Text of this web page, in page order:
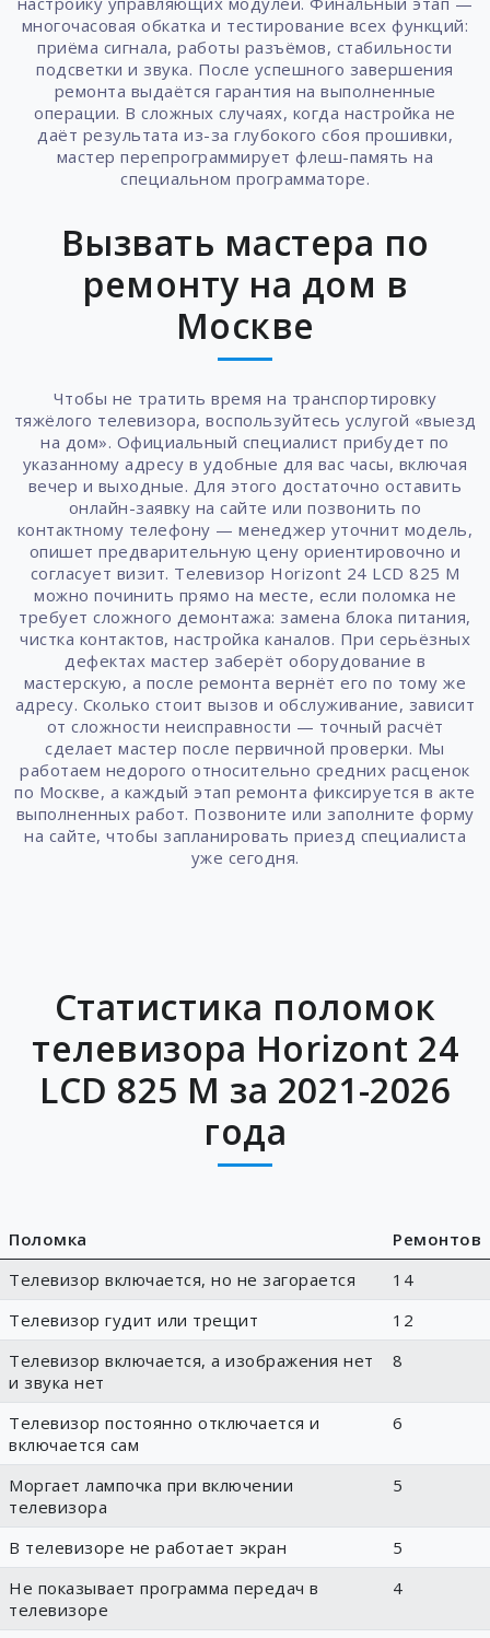
многочасовая обкатка и тестирование всех функций:
приёма сигнала, работы разъёмов, стабильности
подсветки и звука. После успешного завершения
ремонта выдаётся гарантия на выполненные
операции. В сложных случаях, когда настройка не
даёт результата из-за глубокого сбоя прошивки,
мастер перепрограммирует флеш-память на
специальном программаторе.
Вызвать мастера по
ремонту на дом в
Москве
Чтобы не тратить время на транспортировку
тяжёлого телевизора, воспользуйтесь услугой «выезд
на дом». Официальный специалист прибудет по
указанному адресу в удобные для вас часы, включая
вечер и выходные. Для этого достаточно оставить
онлайн-заявку на сайте или позвонить по
контактному телефону — менеджер уточнит модель,
опишет предварительную цену ориентировочно и
согласует визит. Телевизор Horizont 24 LCD 825 M
можно починить прямо на месте, если поломка не
требует сложного демонтажа: замена блока питания,
чистка контактов, настройка каналов. При серьёзных
дефектах мастер заберёт оборудование в
мастерскую, а после ремонта вернёт его по тому же
адресу. Сколько стоит вызов и обслуживание, зависит
от сложности неисправности — точный расчёт
сделает мастер после первичной проверки. Мы
работаем недорого относительно средних расценок
по Москве, а каждый этап ремонта фиксируется в акте
выполненных работ. Позвоните или заполните форму
на сайте, чтобы запланировать приезд специалиста
уже сегодня.
Статистика поломок
телевизора Horizont 24
LCD 825 M за 2021-2026
года
Поломка
Ремонтов
Телевизор включается, но не загорается
14
Телевизор гудит или трещит
12
Телевизор включается, а изображения нет
и звука нет
8
Телевизор постоянно отключается и
включается сам
6
Моргает лампочка при включении
телевизора
5
В телевизоре не работает экран
5
Не показывает программа передач в
телевизоре
4